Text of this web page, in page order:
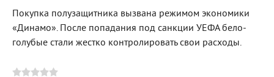
Покупка полузащитника вызвана режимом экономики
«Динамо». После попадания под санкции УЕФА бело-
голубые стали жестко контролировать свои расходы.